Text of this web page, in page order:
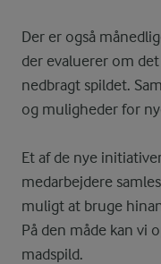
Der er også
der evaluerer om
nedbragt spildet.
og muligheder for
Et af de nye
medarbejdere
muligt at bruge
På den måde kan vi
madspild.